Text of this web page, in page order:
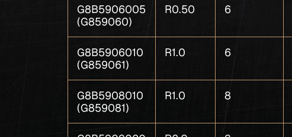
G8B5906005
(G859060)
R0.50 6
G8B5906010
(G859061)
R1.0 6
G8B5908010
(G859081)
R1.0 8